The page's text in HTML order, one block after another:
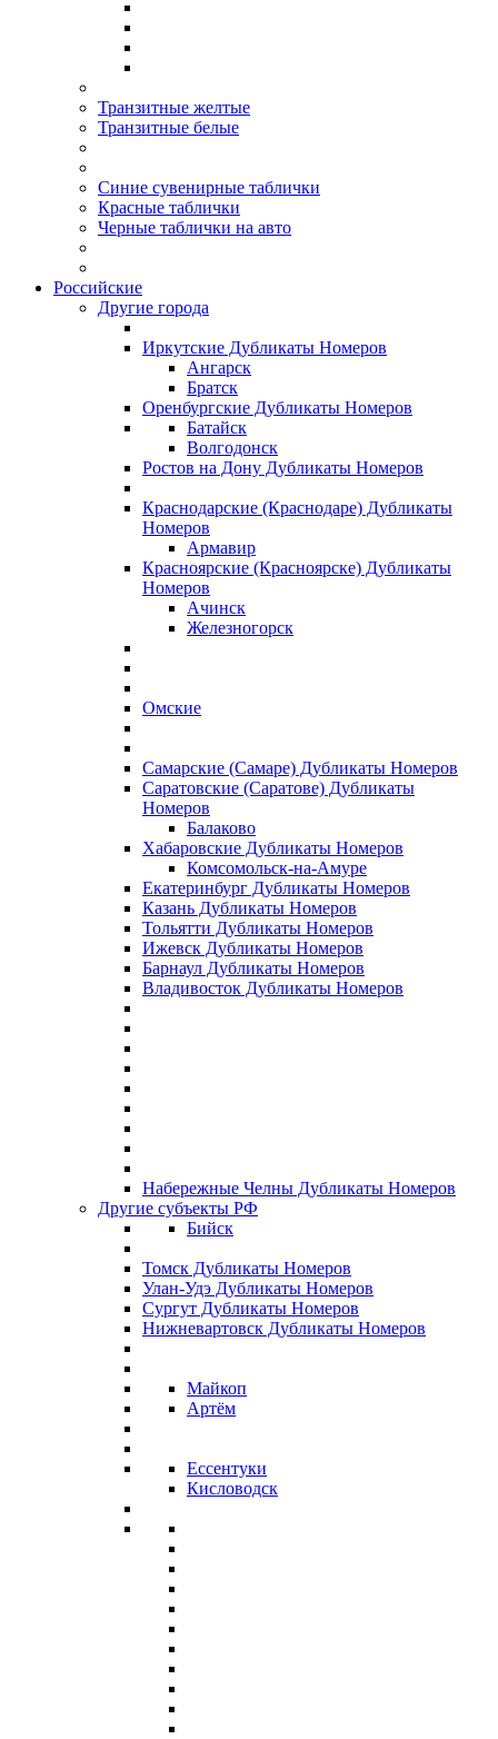
Транзитные желтые
Транзитные белые
Синие сувенирные таблички
Красные таблички
Черные таблички на авто
Российские
Другие города
Иркутские Дубликаты Номеров
Ангарск
Братск
Оренбургские Дубликаты Номеров
Батайск
Волгодонск
Ростов на Дону Дубликаты Номеров
Краснодарские (Краснодаре) Дубликаты
Номеров
Армавир
Красноярские (Красноярске) Дубликаты
Номеров
Ачинск
Железногорск
Омские
Самарские (Самаре) Дубликаты Номеров
Саратовские (Саратове) Дубликаты
Номеров
Балаково
Хабаровские Дубликаты Номеров
Комсомольск-на-Амуре
Екатеринбург Дубликаты Номеров
Казань Дубликаты Номеров
Тольятти Дубликаты Номеров
Ижевск Дубликаты Номеров
Барнаул Дубликаты Номеров
Владивосток Дубликаты Номеров
Набережные Челны Дубликаты Номеров
Другие субъекты РФ
Бийск
Томск Дубликаты Номеров
Улан-Удэ Дубликаты Номеров
Сургут Дубликаты Номеров
Нижневартовск Дубликаты Номеров
Майкоп
Артём
Ессентуки
Кисловодск